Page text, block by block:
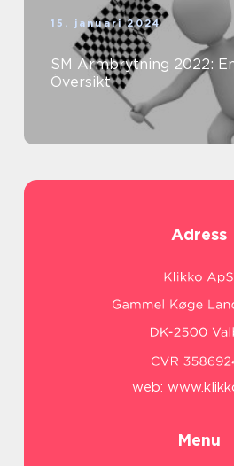
15. januari 2024
SM Armbrytning 2022:
Översikt
Adress
web:
Menu